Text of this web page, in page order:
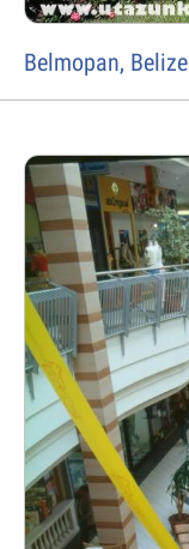
Belmopan, Belize